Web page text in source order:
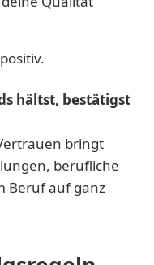
hältst, bestätigst
bringt
berufliche
Beruf auf ganz